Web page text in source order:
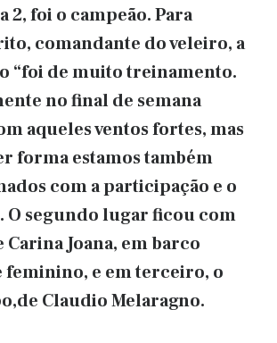
2, foi o campeão. Para
comandante do veleiro, a
“foi de muito treinamento.
no final de semana
aqueles ventos fortes, mas
forma estamos também
com a participação e o
O segundo lugar ficou com
Carina Joana, em barco
e em terceiro, o
Claudio Melaragno.